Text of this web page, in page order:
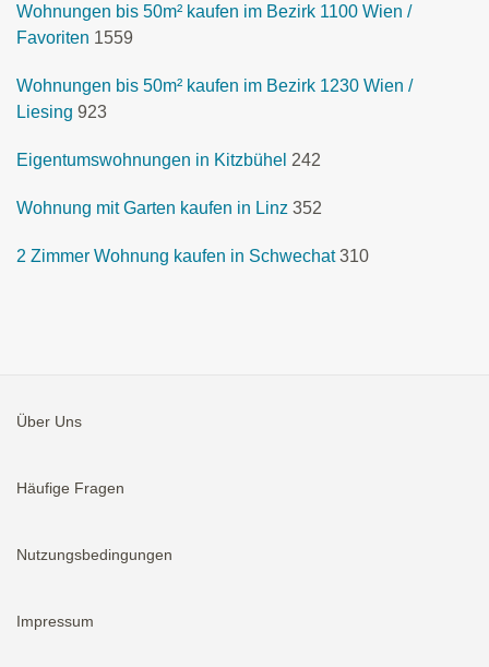
Wohnungen bis 50m² kaufen im Bezirk 1100 Wien /
Favoriten 1559
Wohnungen bis 50m² kaufen im Bezirk 1230 Wien /
Liesing 923
Eigentumswohnungen in Kitzbühel 242
Wohnung mit Garten kaufen in Linz 352
2 Zimmer Wohnung kaufen in Schwechat 310
Über Uns
Häufige Fragen
Nutzungsbedingungen
Impressum